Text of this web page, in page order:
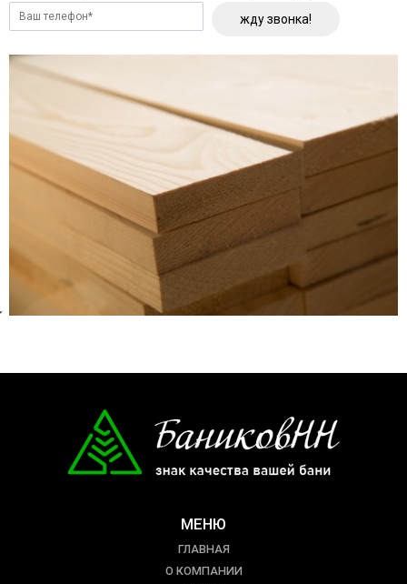
жду звонка!
МЕНЮ
ГЛАВНАЯ
О КОМПАНИИ